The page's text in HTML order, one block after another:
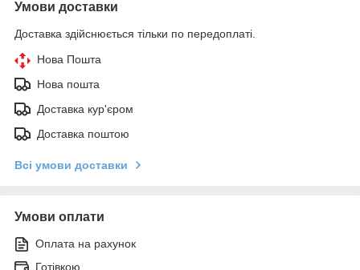
Умови доставки
Доставка здійснюється тільки по передоплаті.
Нова Пошта
Нова пошта
Доставка кур'єром
Доставка поштою
Всі умови доставки
Умови оплати
Оплата на рахунок
Готівкою